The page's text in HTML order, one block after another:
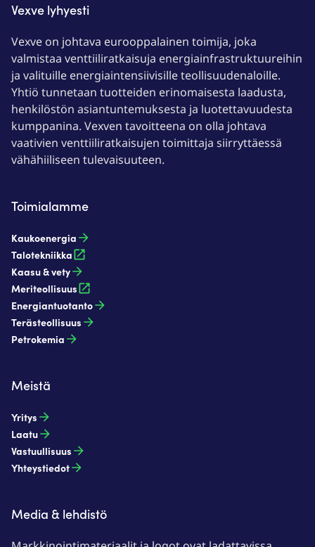
Vexve lyhyesti
Vexve on johtava eurooppalainen toimija, joka
valmistaa venttiiliratkaisuja energiainfrastruktuureihin
ja valituille energiaintensiivisille teollisuudenaloille.
Yhtiö tunnetaan tuotteiden erinomaisesta laadusta,
henkilöstön asiantuntemuksesta ja luotettavuudesta
kumppanina. Vexven tavoitteena on olla johtava
vaativien venttiiliratkaisujen toimittaja siirryttäessä
vähähiiliseen tulevaisuuteen.
Toimialamme
Kaukoenergia​
Talotekniikka
Kaasu & vety​
Meriteollisuus
Energiantuotanto​
Terästeollisuus​
Petrokemia​
Meistä
Yritys
Laatu
Vastuullisuus
Yhteystiedot
Media & lehdistö